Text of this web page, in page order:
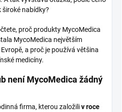
nabídky?
proč produkty MycoMedica
MycoMedica největším
a proč je používá většina
medicíny.
není MycoMedica žádný
firma, kterou založiliv roce